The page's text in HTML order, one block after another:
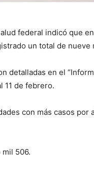
federal indicó que
un total de nueve
detalladas en el
11 de febrero.
con más casos
mil 506.